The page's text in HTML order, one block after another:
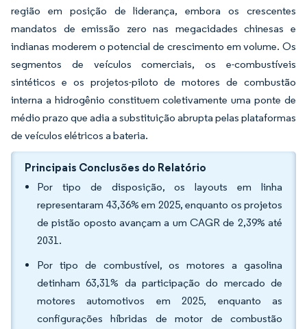
região em posição de liderança, embora os crescentes
mandatos de emissão zero nas megacidades chinesas e
indianas moderem o potencial de crescimento em volume. Os
segmentos de veículos comerciais, os e-combustíveis
sintéticos e os projetos-piloto de motores de combustão
interna a hidrogênio constituem coletivamente uma ponte de
médio prazo que adia a substituição abrupta pelas plataformas
de veículos elétricos a bateria.
Principais Conclusões do Relatório
Por tipo de disposição, os layouts em linha
representaram 43,36% em 2025, enquanto os projetos
de pistão oposto avançam a um CAGR de 2,39% até
2031.
Por tipo de combustível, os motores a gasolina
detinham 63,31% da participação do mercado de
motores automotivos em 2025, enquanto as
configurações híbridas de motor de combustão